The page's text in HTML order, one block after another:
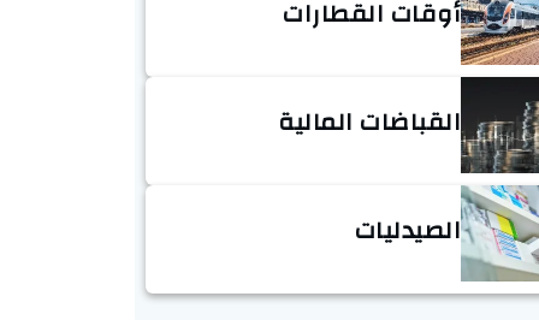
أوقات القطارات
القباضات المالية
الصيدليات